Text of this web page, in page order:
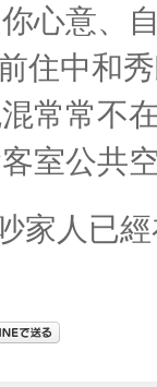
心意、
住中和
常常不
室公共
家人已